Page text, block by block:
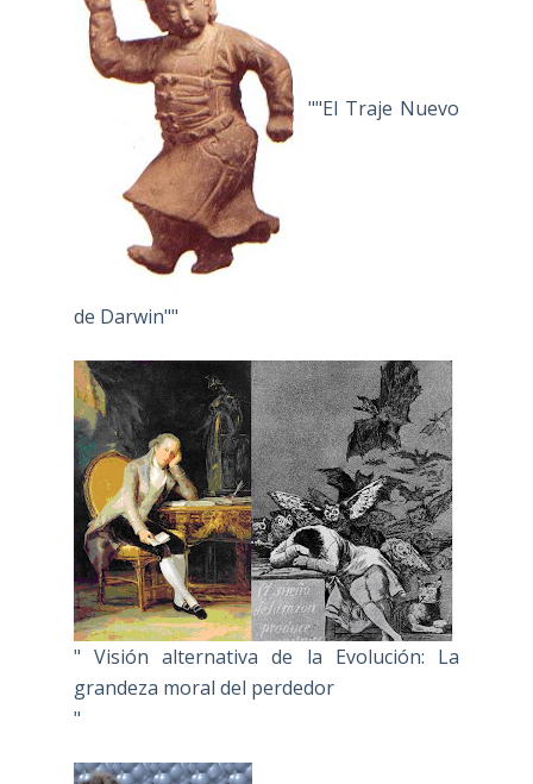
""El Traje Nuevo
de Darwin""
" Visión alternativa de la Evolución: La
grandeza moral del perdedor
"